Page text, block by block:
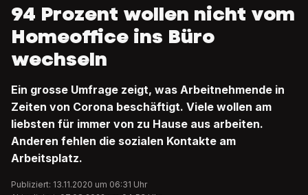
94 Prozent wollen nicht vom
Homeoffice ins Büro
wechseln
Ein grosse Umfrage zeigt, was Arbeitnehmende in
Zeiten von Corona beschäftigt. Viele wollen am
liebsten für immer von zu Hause aus arbeiten.
Anderen fehlen die sozialen Kontakte am
Arbeitsplatz.
Publiziert: 13.11.2020 um 06:31 Uhr